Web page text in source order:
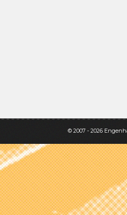
© 2007 - 2026